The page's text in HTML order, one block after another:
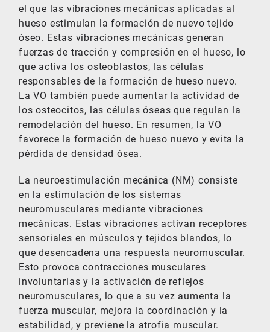
el que las vibraciones mecánicas aplicadas al
hueso estimulan la formación de nuevo tejido
óseo. Estas vibraciones mecánicas generan
fuerzas de tracción y compresión en el hueso, lo
que activa los osteoblastos, las células
responsables de la formación de hueso nuevo.
La VO también puede aumentar la actividad de
los osteocitos, las células óseas que regulan la
remodelación del hueso. En resumen, la VO
favorece la formación de hueso nuevo y evita la
pérdida de densidad ósea.
La neuroestimulación mecánica (NM) consiste
en la estimulación de los sistemas
neuromusculares mediante vibraciones
mecánicas. Estas vibraciones activan receptores
sensoriales en músculos y tejidos blandos, lo
que desencadena una respuesta neuromuscular.
Esto provoca contracciones musculares
involuntarias y la activación de reflejos
neuromusculares, lo que a su vez aumenta la
fuerza muscular, mejora la coordinación y la
estabilidad, y previene la atrofia muscular.